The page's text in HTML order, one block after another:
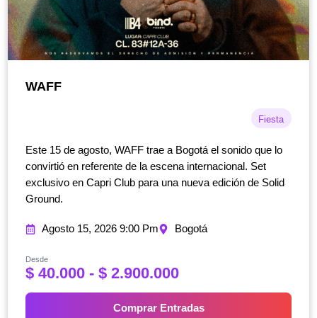
WAFF
Fiesta
Este 15 de agosto, WAFF trae a Bogotá el sonido que lo
convirtió en referente de la escena internacional. Set
exclusivo en Capri Club para una nueva edición de Solid
Ground.
Agosto 15, 2026 9:00 Pm Bogotá
Desde
$40.000 - $2.900.000R
n
Comprar Entradas